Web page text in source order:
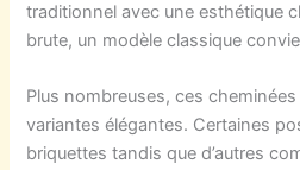
traditionnel avec une esthétique
brute, un modèle classique
Plus nombreuses, ces
variantes élégantes. Certaines
briquettes tandis que d’autres